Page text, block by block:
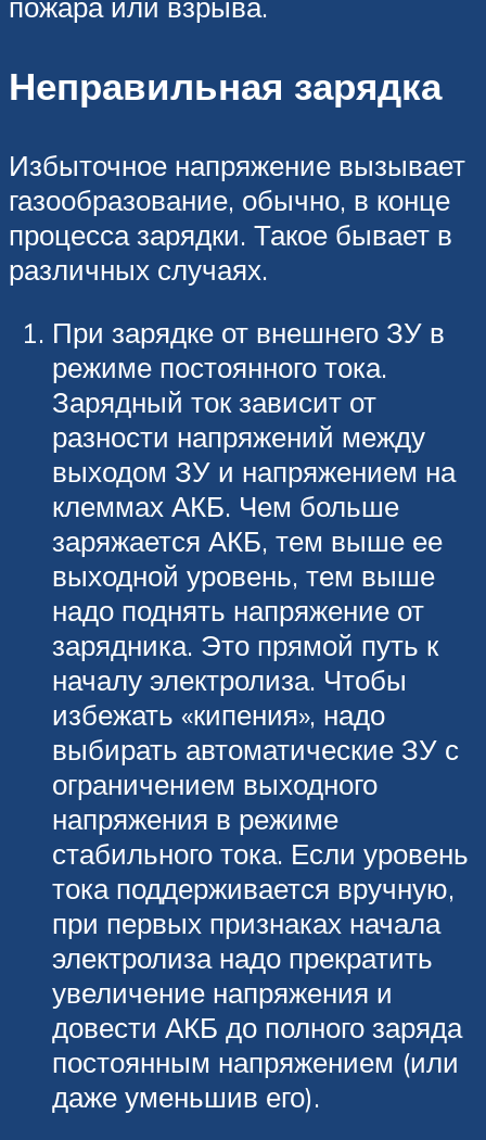
Неправильная зарядка
Избыточное напряжение вызывает
газообразование, обычно, в конце
процесса зарядки. Такое бывает в
различных случаях.
При зарядке от внешнего ЗУ в
режиме постоянного тока.
Зарядный ток зависит от
разности напряжений между
выходом ЗУ и напряжением на
клеммах АКБ. Чем больше
заряжается АКБ, тем выше ее
выходной уровень, тем выше
надо поднять напряжение от
зарядника. Это прямой путь к
началу электролиза. Чтобы
избежать «кипения», надо
выбирать автоматические ЗУ с
ограничением выходного
напряжения в режиме
стабильного тока. Если уровень
тока поддерживается вручную,
при первых признаках начала
электролиза надо прекратить
увеличение напряжения и
довести АКБ до полного заряда
постоянным напряжением (или
даже уменьшив его).